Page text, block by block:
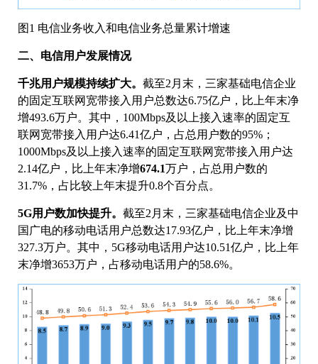
图1 电信业务收入和电信业务总量累计增速
二、电信用户发展情况
千兆用户规模持续扩大。 截至2月末，三家基础电信企业
的固定互联网宽带接入用户总数达6.75亿户，比上年末净
增493.6万户。其中，100Mbps及以上接入速率的固定互
联网宽带接入用户达6.41亿户，占总用户数的95%；
1000Mbps及以上接入速率的固定互联网宽带接入用户达
2.14亿户，比上年末净增674.1万户，占总用户数的
31.7%，占比较上年末提升0.8个百分点。
5G用户数加快提升。 截至2月末，三家基础电信企业及中
国广电的移动电话用户总数达17.93亿户，比上年末净增
327.3万户。其中，5G移动电话用户达10.51亿户，比上年
末净增3653万户，占移动电话用户的58.6%。